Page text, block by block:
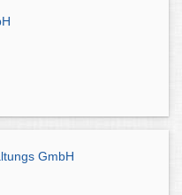
GmbH